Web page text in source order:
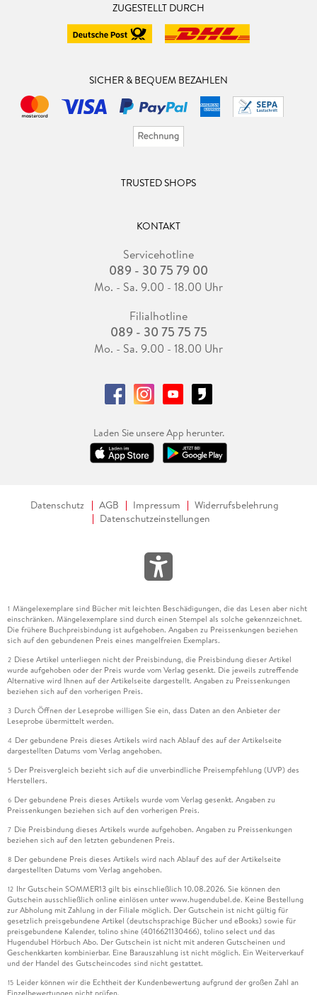
ZUGESTELLT DURCH
SICHER & BEQUEM BEZAHLEN
TRUSTED SHOPS
KONTAKT
Servicehotline
089 - 30 75 79 00
Mo. - Sa. 9.00 - 18.00 Uhr
Filialhotline
089 - 30 75 75 75
Mo. - Sa. 9.00 - 18.00 Uhr
Laden Sie unsere App herunter.
Datenschutz AGB Impressum
Widerrufsbelehrung
Datenschutzeinstellungen
1 Mängelexemplare sind Bücher mit leichten Beschädigungen, die das Lesen aber nicht
einschränken. Mängelexemplare sind durch einen Stempel als solche gekennzeichnet.
Die frühere Buchpreisbindung ist aufgehoben. Angaben zu Preissenkungen beziehen
sich auf den gebundenen Preis eines mangelfreien Exemplars.
2 Diese Artikel unterliegen nicht der Preisbindung, die Preisbindung dieser Artikel
wurde aufgehoben oder der Preis wurde vom Verlag gesenkt. Die jeweils zutreffende
Alternative wird Ihnen auf der Artikelseite dargestellt. Angaben zu Preissenkungen
beziehen sich auf den vorherigen Preis.
3 Durch Öffnen der Leseprobe willigen Sie ein, dass Daten an den Anbieter der
Leseprobe übermittelt werden.
4 Der gebundene Preis dieses Artikels wird nach Ablauf des auf der Artikelseite
dargestellten Datums vom Verlag angehoben.
5 Der Preisvergleich bezieht sich auf die unverbindliche Preisempfehlung (UVP) des
Herstellers.
6 Der gebundene Preis dieses Artikels wurde vom Verlag gesenkt. Angaben zu
Preissenkungen beziehen sich auf den vorherigen Preis.
7 Die Preisbindung dieses Artikels wurde aufgehoben. Angaben zu Preissenkungen
beziehen sich auf den letzten gebundenen Preis.
8 Der gebundene Preis dieses Artikels wird nach Ablauf des auf der Artikelseite
dargestellten Datums vom Verlag angehoben.
12 Ihr Gutschein SOMMER13 gilt bis einschließlich 10.08.2026. Sie können den
Gutschein ausschließlich online einlösen unter www.hugendubel.de. Keine Bestellung
zur Abholung mit Zahlung in der Filiale möglich. Der Gutschein ist nicht gültig für
gesetzlich preisgebundene Artikel (deutschsprachige Bücher und eBooks) sowie für
preisgebundene Kalender, tolino shine (4016621130466), tolino select und das
Hugendubel Hörbuch Abo. Der Gutschein ist nicht mit anderen Gutscheinen und
Geschenkkarten kombinierbar. Eine Barauszahlung ist nicht möglich. Ein Weiterverkauf
und der Handel des Gutscheincodes sind nicht gestattet.
15 Leider können wir die Echtheit der Kundenbewertung aufgrund der großen Zahl an